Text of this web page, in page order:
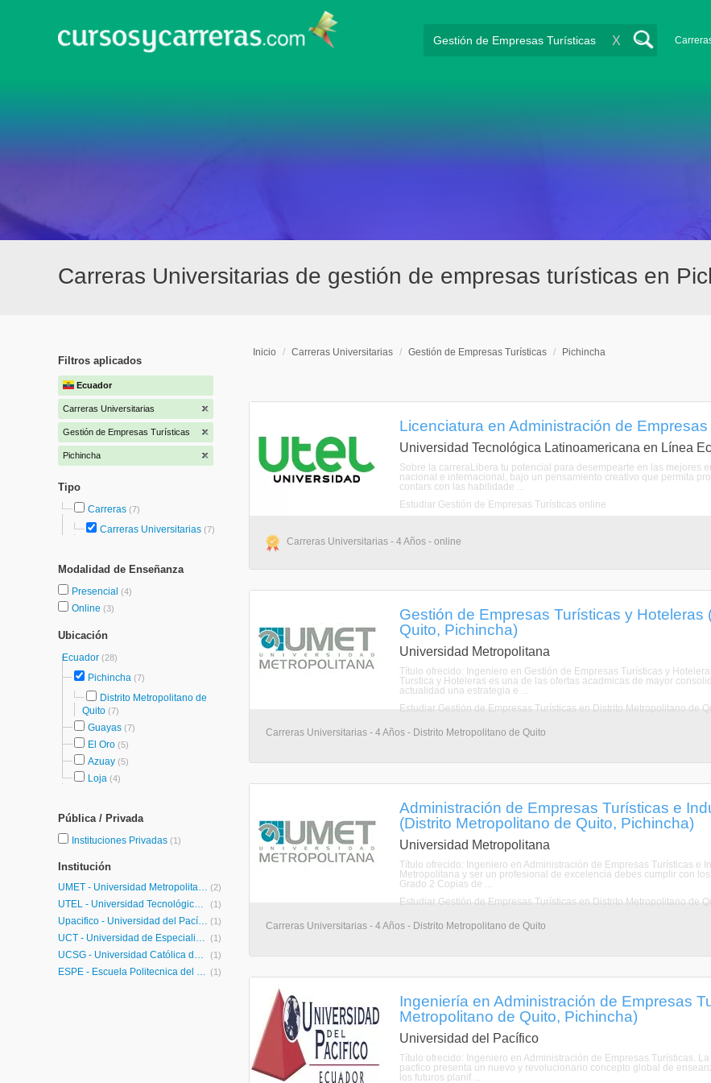
X
Carreras Universitarias de gestión de empresas turísticas en
Filtros aplicados
Ecuador
Carreras Universitarias
Gestión de Empresas Turísticas
Pichincha
Tipo
Carreras (7)
Carreras Universitarias (7)
Modalidad de Enseñanza
Presencial (4)
Online (3)
Ubicación
Ecuador (28)
Pichincha (7)
Distrito Metropolitano de
Quito (7)
Guayas (7)
El Oro (5)
Azuay (5)
Loja (4)
Pública / Privada
Instituciones Privadas (1)
Institución
UMET - Universidad Metropolitana (2)
UTEL - Universidad Tecnológica Latinoamericana en Línea Ecuador (1)
Upacifico - Universidad del Pacífico (1)
UCT - Universidad de Especialidades Turísticas (1)
UCSG - Universidad Católica de Santiago de Guayaquil (1)
ESPE - Escuela Politecnica del Ejercito (1)
Inicio / Carreras Universitarias / Gestión de Empresas Turísticas / Pichincha
Licenciatura en Administración de
Universidad Tecnológica Latinoamericana en Línea
Sobre la carreraLibera tu potencial para desempearte en las mejores
nacional e internacional, bajo un pensamiento creativo que permita
contars con las habilidade ...
Estudiar Gestión de Empresas Turísticas online
Carreras Universitarias - 4 Años - online
Gestión de Empresas Turísticas y Hoteleras
Quito, Pichincha)
Universidad Metropolitana
Título ofrecido: Ingeniero en Gestión de Empresas Turísticas y
Turstica y Hoteleras es una de las ofertas acadmicas de mayor
actualidad una estrategia e ...
Estudiar Gestión de Empresas Turísticas en Distrito Metropolitano de
Carreras Universitarias - 4 Años - Distrito Metropolitano de Quito
Administración de Empresas Turísticas e
(Distrito Metropolitano de Quito, Pichincha)
Universidad Metropolitana
Título ofrecido: Ingeniero en Administración de Empresas Turísticas e
Metropolitana y ser un profesional de excelencia debes cumplir con
Grado 2 Copias de ...
Estudiar Gestión de Empresas Turísticas en Distrito Metropolitano de
Carreras Universitarias - 4 Años - Distrito Metropolitano de Quito
Ingeniería en Administración de Empresas
Metropolitano de Quito, Pichincha)
Universidad del Pacífico
Título ofrecido: Ingeniero en Administración de Empresas Turísticas.
pacfico presenta un nuevo y revolucionario concepto global de
los futuros planif ...